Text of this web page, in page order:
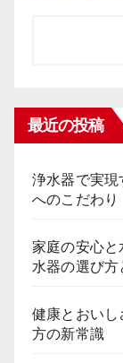
最近の投稿
浄水器で実現
へのこだわり
家庭の安心と
水器の選び方
健康とおいし
方の新常識